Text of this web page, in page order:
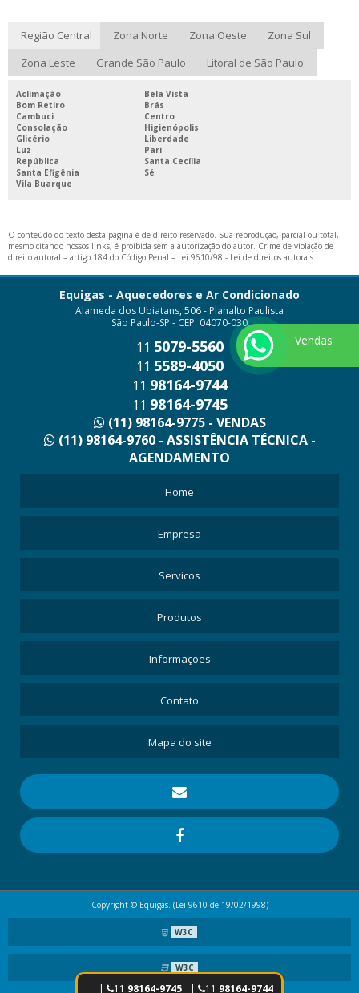
| 11 98164-9744
| 11 98164-9745
Região Central Zona Norte Zona Oeste
Zona Sul
Zona Leste
Grande São Paulo Litoral de São Paulo
Aclimação
Bela Vista
Bom Retiro
Brás
Cambuci
Centro
Consolação
Higienópolis
Glicério
Liberdade
Luz
Pari
República
Santa Cecília
Santa Efigênia
Sé
Vila Buarque
O conteúdo do texto desta página é de direito reservado. Sua reprodução, parcial ou total,
mesmo citando nossos links, é proibida sem a autorização do autor. Crime de violação de
direito autoral – artigo 184 do Código Penal – Lei 9610/98 - Lei de direitos autorais.
Equigas - Aquecedores e Ar Condicionado
Alameda dos Ubiatans, 506 - Planalto Paulista
São Paulo-SP - CEP: 04070-030
11 5079-5560
11 5589-4050
11 98164-9744
11 98164-9745
(11) 98164-9775 - VENDAS
(11) 98164-9760 - ASSISTÊNCIA TÉCNICA -
AGENDAMENTO
Vendas
Home
Empresa
Servicos
Produtos
Informações
Contato
Mapa do site
Copyright © Equigas. (Lei 9610 de 19/02/1998)
W3C
W3C